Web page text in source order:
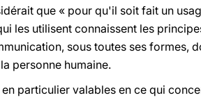
que « pour qu'il soit fait un
les utilisent connaissent les
sous toutes ses
personne humaine.
particulier valables en ce qui